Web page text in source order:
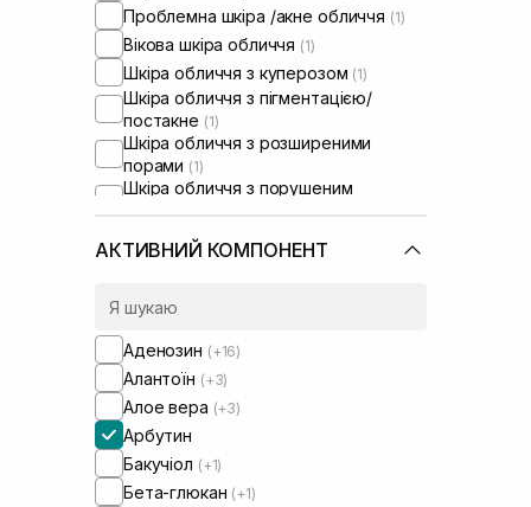
Проблемна шкіра /акне обличчя (1)
Вікова шкіра обличчя (1)
Шкіра обличчя з куперозом (1)
Шкіра обличчя з пігментацією/
постакне (1)
Шкіра обличчя з розширеними
порами (1)
Шкіра обличчя з порушеним
барʼєром(1)
АКТИВНИЙ КОМПОНЕНТ
Аденозин (+16)
Алантоїн (+3)
Алое вера (+3)
Арбутин
Бакучіол (+1)
Бета-глюкан (+1)